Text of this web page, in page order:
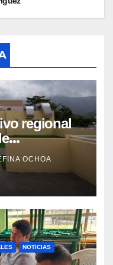
regional
OCHOA
NOTICIAS